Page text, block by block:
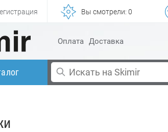
Вы смотрели: 0
Оплата Доставка